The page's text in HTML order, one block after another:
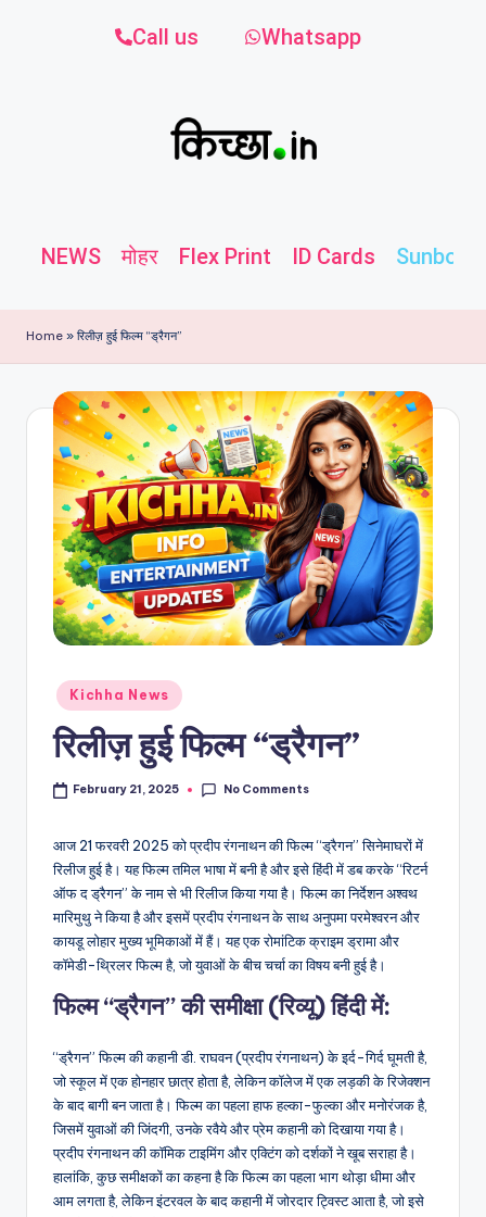
Call us Whatsapp
NEWS मोहर Flex Print ID Cards
Home » रिलीज़ हुई फिल्म “ड्रैगन”
Kichha News
रिलीज़ हुई फिल्म “ड्रैगन”
February 21, 2025 No Comments
आज 21 फरवरी 2025 को प्रदीप रंगनाथन की फिल्म “ड्रैगन” सिनेमाघरों में
रिलीज हुई है। यह फिल्म तमिल भाषा में बनी है और इसे हिंदी में डब करके “रिटर्न
ऑफ द ड्रैगन” के नाम से भी रिलीज किया गया है। फिल्म का निर्देशन अश्वथ
मारिमुथु ने किया है और इसमें प्रदीप रंगनाथन के साथ अनुपमा परमेश्वरन और
कायडू लोहार मुख्य भूमिकाओं में हैं। यह एक रोमांटिक क्राइम ड्रामा और
कॉमेडी-थ्रिलर फिल्म है, जो युवाओं के बीच चर्चा का विषय बनी हुई है।
फिल्म “ड्रैगन” की समीक्षा (रिव्यू) हिंदी में:
“ड्रैगन” फिल्म की कहानी डी. राघवन (प्रदीप रंगनाथन) के इर्द-गिर्द घूमती है,
जो स्कूल में एक होनहार छात्र होता है, लेकिन कॉलेज में एक लड़की के रिजेक्शन
के बाद बागी बन जाता है। फिल्म का पहला हाफ हल्का-फुल्का और मनोरंजक है,
जिसमें युवाओं की जिंदगी, उनके रवैये और प्रेम कहानी को दिखाया गया है।
प्रदीप रंगनाथन की कॉमिक टाइमिंग और एक्टिंग को दर्शकों ने खूब सराहा है।
हालांकि, कुछ समीक्षकों का कहना है कि फिल्म का पहला भाग थोड़ा धीमा और
आम लगता है, लेकिन इंटरवल के बाद कहानी में जोरदार ट्विस्ट आता है, जो इसे